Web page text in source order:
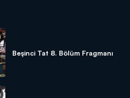
Beşinci Tat 8. Bölüm Fragmanı